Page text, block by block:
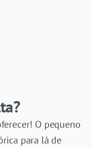
O pequeno
para lá de